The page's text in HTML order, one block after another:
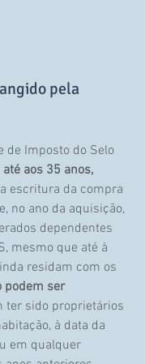
pela
de Imposto do Selo
aos 35 anos,
escritura da compra
no ano da aquisição,
dependentes
mesmo que até à
residam com os
podem ser
ter sido proprietários
à data da
em qualquer